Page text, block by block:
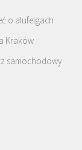
o alufelgach
Kraków
samochodowy